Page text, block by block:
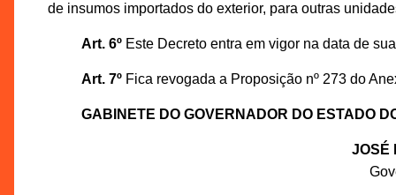
de insumos importados do exterior, para outras
Art. 6ºEste Decreto entra em vigor na data de
Art. 7ºFica revogada a Proposição nº 273 do
GABINETE DO GOVERNADOR DO ESTADO
JOSÉ